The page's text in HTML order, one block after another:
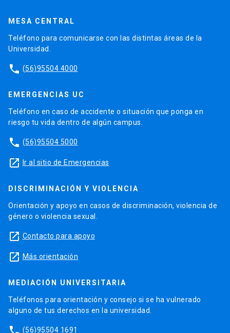
MESA CENTRAL
Teléfono para comunicarse con las distintas áreas de la
Universidad.
phone (56)95504 4000
EMERGENCIAS UC
Teléfono en caso de accidente o situación que ponga en
riesgo tu vida dentro de algún campus.
phone (56)95504 5000
launch Ir al sitio de Emergencias
DISCRIMINACIÓN Y VIOLENCIA
Orientación y apoyo en casos de discriminación, violencia de
género o violencia sexual.
launch Contacto para apoyo
launch Más orientación
MEDIACIÓN UNIVERSITARIA
Teléfonos para orientación y consejo si se ha vulnerado
alguno de tus derechos en la universidad.
(56)95504 1691